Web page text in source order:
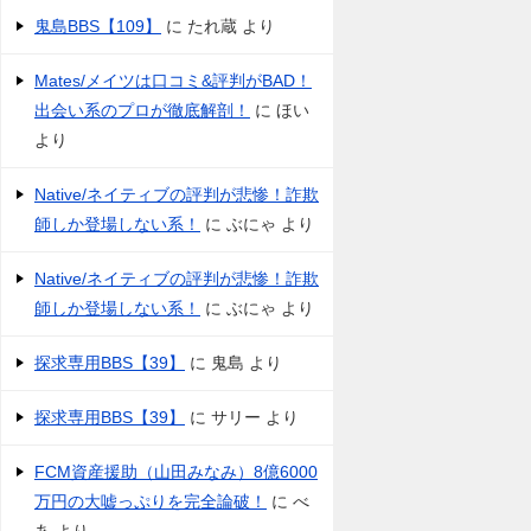
鬼島BBS【109】 に たれ蔵 より
Mates/メイツは口コミ&評判がBAD！
出会い系のプロが徹底解剖！
に ほい
より
Native/ネイティブの評判が悲惨！詐欺
師しか登場しない系！
に ぶにゃ より
Native/ネイティブの評判が悲惨！詐欺
師しか登場しない系！
に ぶにゃ より
探求専用BBS【39】 に 鬼島 より
探求専用BBS【39】 に サリー より
FCM資産援助（山田みなみ）8億6000
万円の大嘘っぷりを完全論破！
に べ